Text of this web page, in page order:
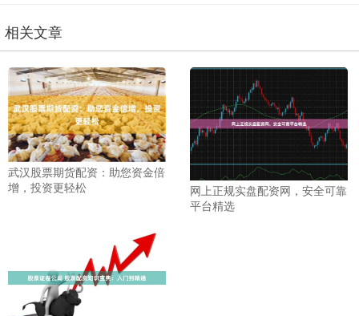
相关文章
武汉股票期货配资：助您资金倍
增，投资更轻松
网上正规实盘配资网，安全可靠
平台精选